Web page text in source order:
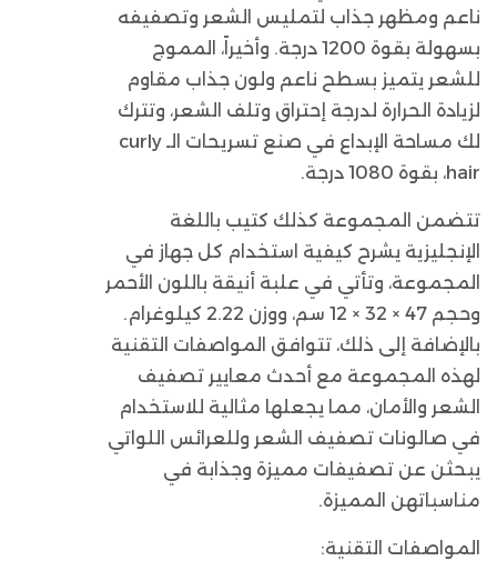
ناعم ومظهر جذاب لتمليس الشعر وتصفيفه
بسهولة بقوة 1200 درجة. وأخيراً، المموج
للشعر يتميز بسطح ناعم ولون جذاب مقاوم
لزيادة الحرارة لدرجة إحتراق وتلف الشعر، وتترك
لك مساحة الإبداع في صنع تسريحات الـ curly
hair، بقوة 1080 درجة.
تتضمن المجموعة كذلك كتيب باللغة
الإنجليزية يشرح كيفية استخدام كل جهاز في
المجموعة، وتأتي في علبة أنيقة باللون الأحمر
وحجم 47 × 32 × 12 سم، ووزن 2.22 كيلوغرام.
بالإضافة إلى ذلك، تتوافق المواصفات التقنية
لهذه المجموعة مع أحدث معايير تصفيف
الشعر والأمان، مما يجعلها مثالية للاستخدام
في صالونات تصفيف الشعر وللعرائس اللواتي
يبحثن عن تصفيفات مميزة وجذابة في
مناسباتهن المميزة.
المواصفات التقنية: